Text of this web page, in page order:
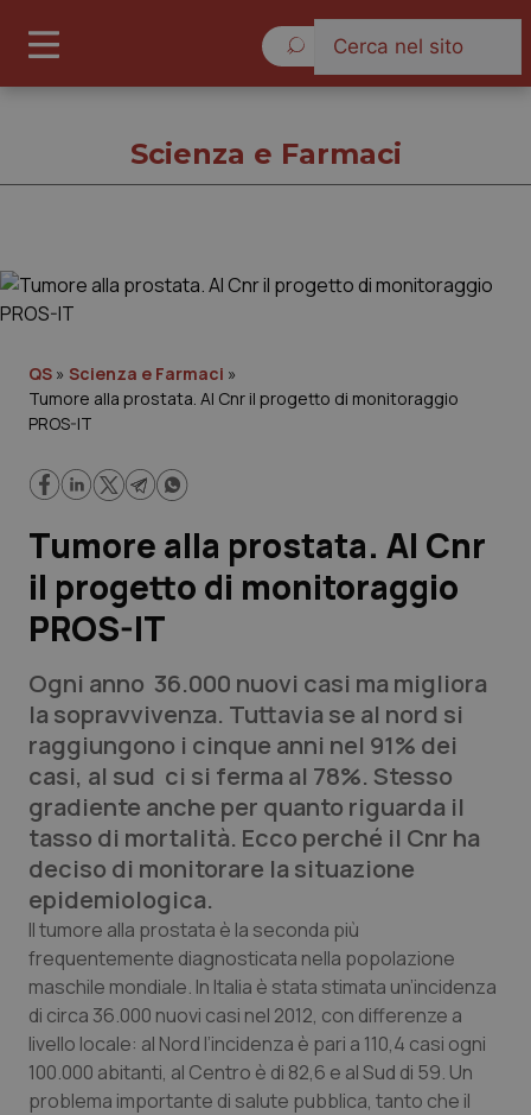
Governo e Parlamento
Regioni e Asl
Lavoro e Professioni
Scienza e Farmaci
Studi e Analisi
Lettere al direttore
Edizioni Regionali
QS Pro
Professionisti Sanitari.AI
Abruzzo
Basilicata
Calabria
QS Pro Gold
Artrite & artrosi
Asma & BPCO
QS Club Newsletter
Scienza e Farmaci
QS » Scienza e Farmaci »
Tumore alla prostata. Al Cnr il progetto di monitoraggio
PROS-IT
Tumore alla prostata. Al Cnr
il progetto di monitoraggio
PROS-IT
Ogni anno 36.000 nuovi casi ma migliora
la sopravvivenza. Tuttavia se al nord si
raggiungono i cinque anni nel 91% dei
casi, al sud ci si ferma al 78%. Stesso
gradiente anche per quanto riguarda il
tasso di mortalità. Ecco perché il Cnr ha
deciso di monitorare la situazione
epidemiologica.
Il tumore alla prostata è la seconda più
frequentemente diagnosticata nella popolazione
maschile mondiale. In Italia è stata stimata un’incidenza
di circa 36.000 nuovi casi nel 2012, con differenze a
livello locale: al Nord l’incidenza è pari a 110,4 casi ogni
100.000 abitanti, al Centro è di 82,6 e al Sud di 59. Un
problema importante di salute pubblica, tanto che il